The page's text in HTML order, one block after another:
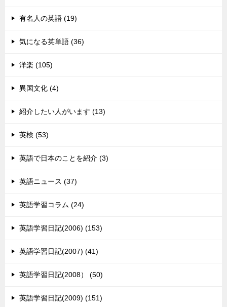
有名人の英語 (19)
気になる英単語 (36)
洋楽 (105)
異国文化 (4)
紹介したい人がいます (13)
英検 (53)
英語で日本のことを紹介 (3)
英語ニュース (37)
英語学習コラム (24)
英語学習日記(2006) (153)
英語学習日記(2007) (41)
英語学習日記(2008） (50)
英語学習日記(2009) (151)